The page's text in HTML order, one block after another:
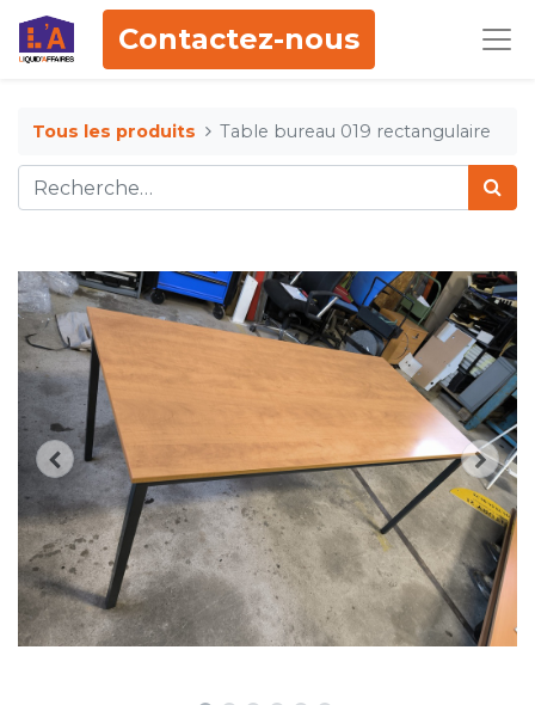
Contactez-nous
Tous les produits Table bureau 019 rectangulaire